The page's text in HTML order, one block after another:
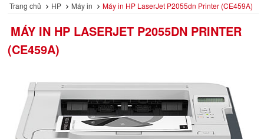
Trang chủ HP Máy in Máy in HP LaserJet P2055dn Printer (CE459A)
MÁY IN HP LASERJET P2055DN PRINTER
(CE459A)